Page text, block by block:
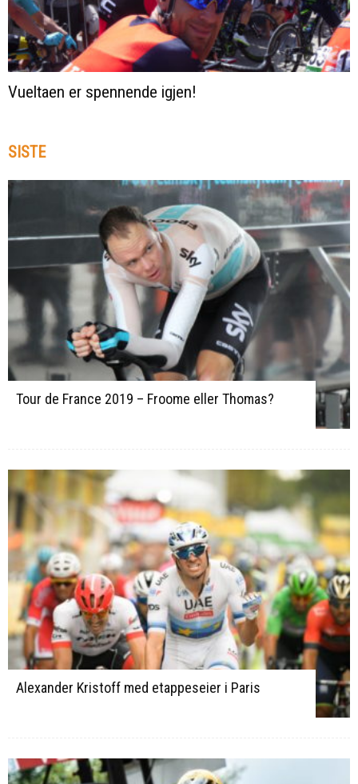
Vueltaen er spennende igjen!
SISTE
Tour de France 2019 – Froome eller Thomas?
Alexander Kristoff med etappeseier i Paris